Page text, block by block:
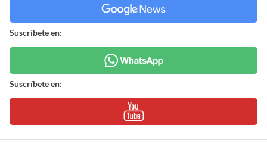
Suscríbete en:
Suscríbete en: